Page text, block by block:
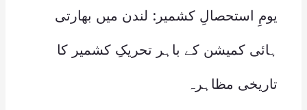
یومِ استحصالِ کشمیر: لندن میں بھارتی
ہائی کمیشن کے باہر تحریکِ کشمیر کا
تاریخی مظاہرہ